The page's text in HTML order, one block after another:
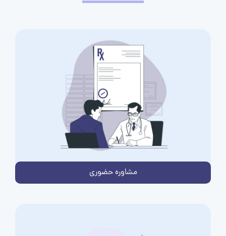
مشاوره حضوری